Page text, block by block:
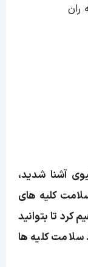
ران
آشنا شدید،
کلیه های
کرد تا بتوانید
کلیه ها